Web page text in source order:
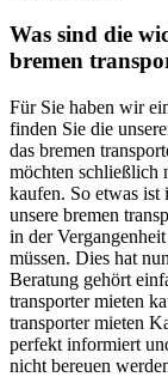
Was sind die
bremen
Für Sie haben wir
finden Sie die
das bremen
möchten schließlich
kaufen. So etwas ist
unsere bremen
in der
müssen. Dies hat
Beratung gehört
transporter mieten
transporter mieten
perfekt informiert
nicht bereuen